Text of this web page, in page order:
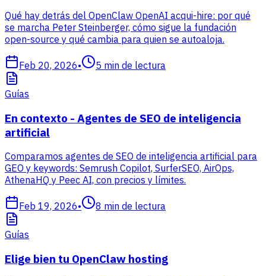
Qué hay detrás del OpenClaw OpenAI acqui-hire: por qué
se marcha Peter Steinberger, cómo sigue la fundación
open-source y qué cambia para quien se autoaloja.
Feb 20, 2026• 5 min de lectura
Guías
En contexto - Agentes de SEO de inteligencia
artificial
Comparamos agentes de SEO de inteligencia artificial para
GEO y keywords: Semrush Copilot, SurferSEO, AirOps,
AthenaHQ y Peec AI, con precios y límites.
Feb 19, 2026• 8 min de lectura
Guías
Elige bien tu OpenClaw hosting